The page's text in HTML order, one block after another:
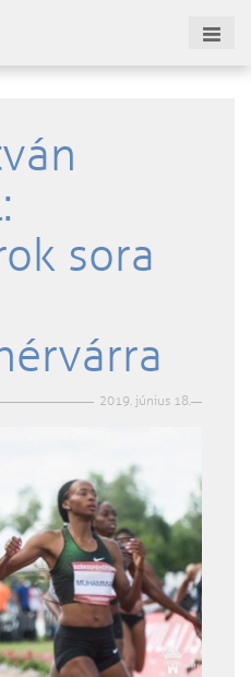
sora
2019. június 18.